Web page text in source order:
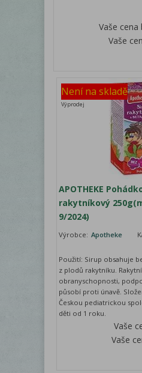
Vaše cena
Vaše
Není na skladě
Výprodej
APOTHEKE
rakytníkový
9/2024)
Výrobce: Apotheke
Použití: Sirup obsahuje
z plodů rakytníku.
obranyschopnosti,
působí proti únavě.
Českou pediatrickou
děti od 1 roku.
Vaše
Vaše